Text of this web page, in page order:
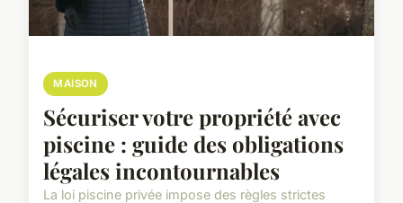
MAISON
Sécuriser votre propriété avec
piscine : guide des obligations
légales incontournables
La loi piscine privée impose des règles strictes